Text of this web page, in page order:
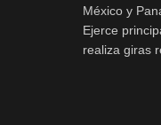
México y
Ejerce
realiza giras